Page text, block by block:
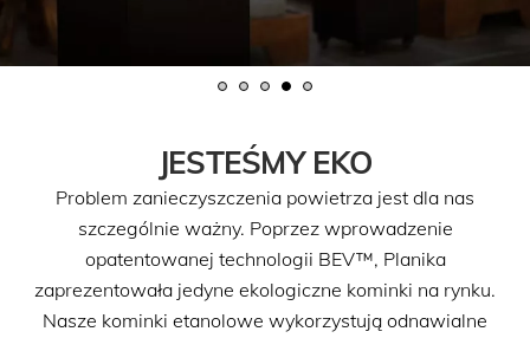
JESTEŚMY EKO
Problem zanieczyszczenia powietrza jest dla nas
szczególnie ważny. Poprzez wprowadzenie
opatentowanej technologii BEV™, Planika
zaprezentowała jedyne ekologiczne kominki na rynku.
Nasze kominki etanolowe wykorzystują odnawialne